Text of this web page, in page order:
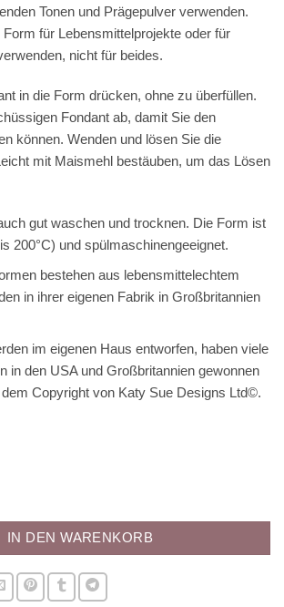
Tonen und Prägepulver verwenden.
für Lebensmittelprojekte oder für
nicht für beides.
in die Form drücken, ohne zu überfüllen.
Fondant ab, damit Sie den
können. Wenden und lösen Sie die
mit Maismehl bestäuben, um das Lösen
gut waschen und trocknen. Die Form ist
200°C) und spülmaschinengeeignet.
bestehen aus lebensmittelechtem
in ihrer eigenen Fabrik in Großbritannien
im eigenen Haus entworfen, haben viele
in den USA und Großbritannien gewonnen
dem Copyright von Katy Sue Designs Ltd©.
IN DEN WARENKORB